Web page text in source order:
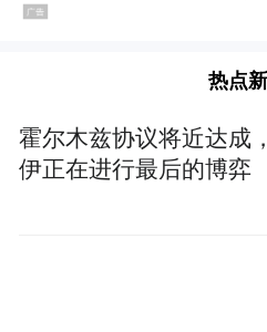
值担当，还要做品质担
觉得我有点儿拍少了
会，能多多合作更多优
热点
霍尔木兹协议将近达成
伊正在进行最后的博弈